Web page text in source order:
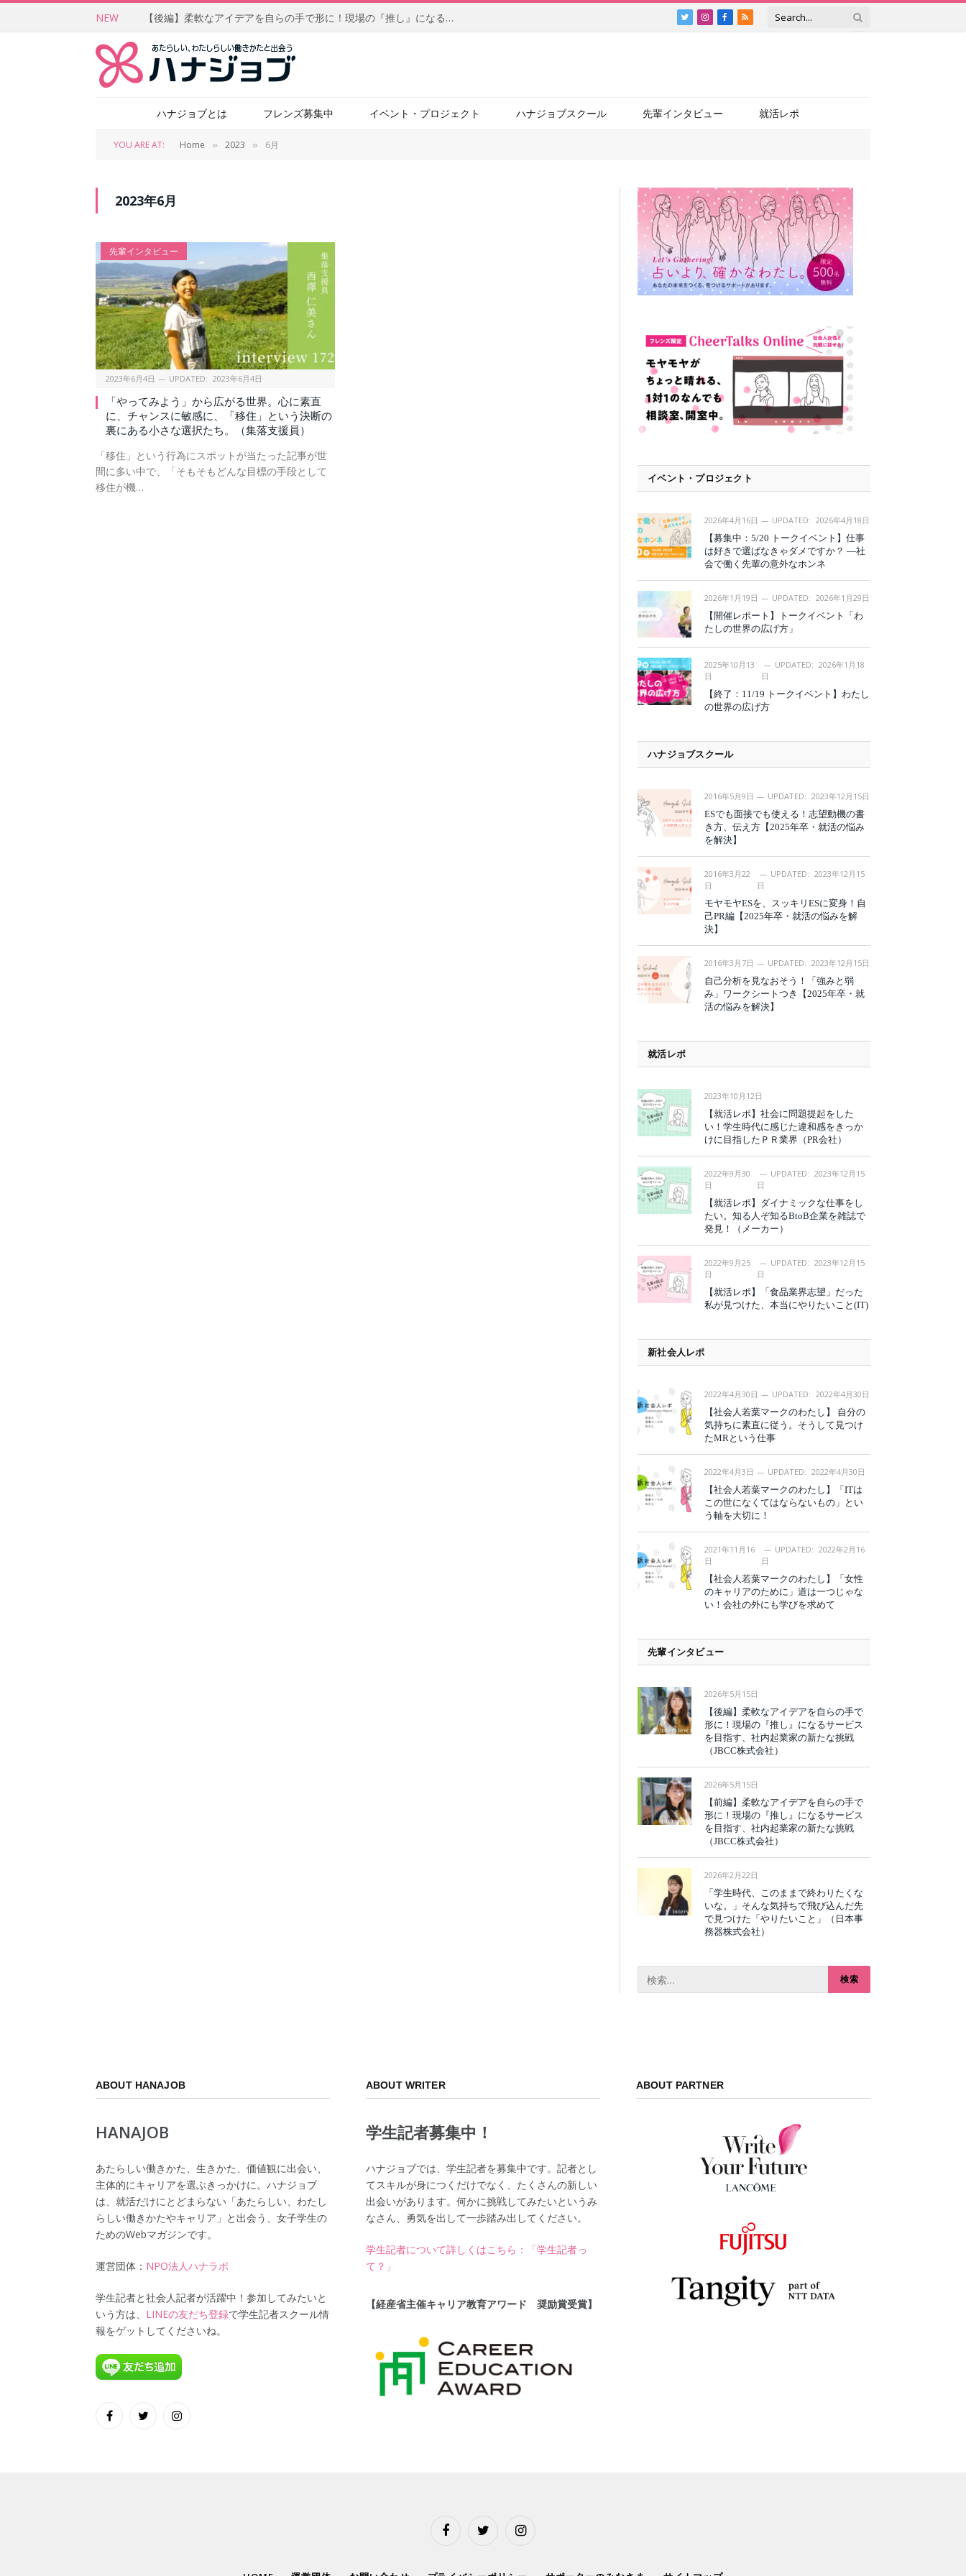
NEW 【前編】柔軟なアイデアを自らの手で形に！現場の『推し』になるサービスを目指す、社内起業家の新たな挑戦（JBCC株式会社） TwitterInstagram
Facebook
RSS
ハナジョブとは フレンズ募集中 イベント・プロジェクト ハナジョブスクール 先輩インタビュー 就活レポ
YOU ARE AT: Home » 2023 » 6月
2023年6月
先輩インタビュー
2023年6月4日 UPDATED: 2023年6月4日
「やってみよう」から広がる世界。心に素直
に、チャンスに敏感に、「移住」という決断の
裏にある小さな選択たち。（集落支援員）
「移住」という行為にスポットが当たった記事が世
間に多い中で、「そもそもどんな目標の手段として
移住が機…
イベント・プロジェクト
2026年4月16日 UPDATED: 2026年4月18日
【募集中：5/20 トークイベント】仕事
は好きで選ばなきゃダメですか？ —社
会で働く先輩の意外なホンネ
2026年1月19日 UPDATED: 2026年1月29日
【開催レポート】トークイベント「わ
たしの世界の広げ方」
2025年10月13
日
UPDATED: 2026年1月18
日
【終了：11/19 トークイベント】わたし
の世界の広げ方
ハナジョブスクール
2016年5月9日 UPDATED: 2023年12月15日
ESでも面接でも使える！志望動機の書
き方、伝え方【2025年卒・就活の悩み
を解決】
2016年3月22
日
UPDATED: 2023年12月15
日
モヤモヤESを、スッキリESに変身！自
己PR編【2025年卒・就活の悩みを解
決】
2016年3月7日 UPDATED: 2023年12月15日
自己分析を見なおそう！「強みと弱
み」ワークシートつき【2025年卒・就
活の悩みを解決】
就活レポ
2023年10月12日
【就活レポ】社会に問題提起をした
い！学生時代に感じた違和感をきっか
けに目指したＰＲ業界（PR会社）
2022年9月30
日
UPDATED: 2023年12月15
日
【就活レポ】ダイナミックな仕事をし
たい。知る人ぞ知るBtoB企業を雑誌で
発見！（メーカー）
2022年9月25
日
UPDATED: 2023年12月15
日
【就活レポ】「食品業界志望」だった
私が見つけた、本当にやりたいこと(IT)
新社会人レポ
2022年4月30日 UPDATED: 2022年4月30日
【社会人若葉マークのわたし】 自分の
気持ちに素直に従う。そうして見つけ
たMRという仕事
2022年4月3日 UPDATED: 2022年4月30日
【社会人若葉マークのわたし】「ITは
この世になくてはならないもの」とい
う軸を大切に！
2021年11月16
日
UPDATED: 2022年2月16
日
【社会人若葉マークのわたし】「女性
のキャリアのために」道は一つじゃな
い！会社の外にも学びを求めて
先輩インタビュー
2026年5月15日
【後編】柔軟なアイデアを自らの手で
形に！現場の『推し』になるサービス
を目指す、社内起業家の新たな挑戦
（JBCC株式会社）
2026年5月15日
【前編】柔軟なアイデアを自らの手で
形に！現場の『推し』になるサービス
を目指す、社内起業家の新たな挑戦
（JBCC株式会社）
2026年2月22日
「学生時代、このままで終わりたくな
いな。」そんな気持ちで飛び込んだ先
で見つけた「やりたいこと」（日本事
務器株式会社）
ABOUT HANAJOB
HANAJOB
あたらしい働きかた、生きかた、価値観に出会い、
主体的にキャリアを選ぶきっかけに。ハナジョブ
は、就活だけにとどまらない「あたらしい、わたし
らしい働きかたやキャリア」と出会う、女子学生の
ためのWebマガジンです。
運営団体： NPO法人ハナラボ
学生記者と社会人記者が活躍中！参加してみたいと
いう方は、 LINEの友だち登録で学生記者スクール情
報をゲットしてくださいね。
FacebookTwitter Instagram
ABOUT WRITER
学生記者募集中！
ハナジョブでは、学生記者を募集中です。記者とし
てスキルが身につくだけでなく、たくさんの新しい
出会いがあります。何かに挑戦してみたいというみ
なさん、勇気を出して一歩踏み出してください。
学生記者について詳しくはこちら：「学生記者っ
て？」
【経産省主催キャリア教育アワード 奨励賞受賞】
ABOUT PARTNER
FacebookTwitter Instagram